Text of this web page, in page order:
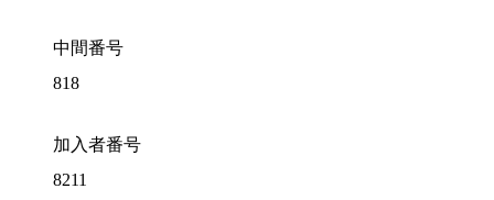
中間番号
818
加入者番号
8211